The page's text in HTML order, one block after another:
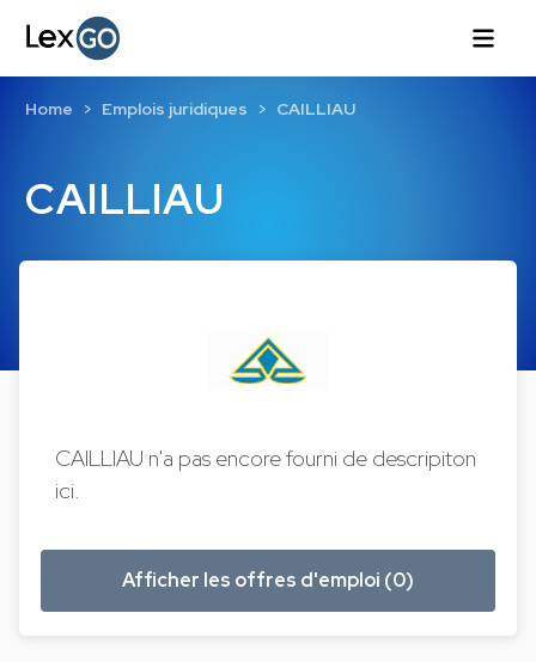
CAILLIAU
Home Emplois juridiques CAILLIAU
CAILLIAU n'a pas encore fourni de descripiton
ici.
Afficher les offres d'emploi (0)